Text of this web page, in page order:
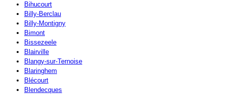
Bihucourt
Billy-Berclau
Billy-Montigny
Bimont
Bissezeele
Blairville
Blangy-sur-Ternoise
Blaringhem
Blécourt
Blendecques